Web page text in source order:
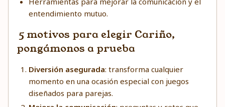
entendimiento mutuo.
5 motivos para elegir Cariño,
pongámonos a prueba
Diversión asegurada: transforma cualquier
momento en una ocasión especial con juegos
diseñados para parejas.